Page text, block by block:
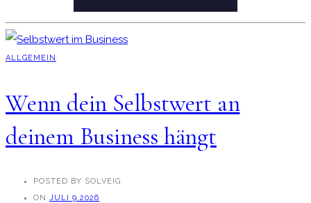
ALLGEMEIN
Wenn dein Selbstwert an
deinem Business hängt
POSTED BY SOLVEIG
ON JULI 9,2026